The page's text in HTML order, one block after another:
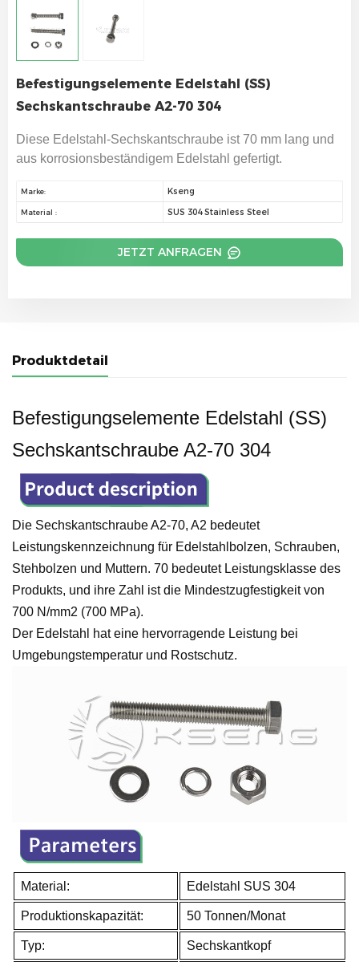
Befestigungselemente Edelstahl (SS)
Sechskantschraube A2-70 304
Diese Edelstahl-Sechskantschraube ist 70 mm lang und
aus korrosionsbeständigem Edelstahl gefertigt.
Marke: Kseng
Material : SUS 304 Stainless Steel
JETZT ANFRAGEN
Produktdetail
Befestigungselemente Edelstahl (SS)
Sechskantschraube A2-70 304
Die Sechskantschraube A2-70, A2 bedeutet
Leistungskennzeichnung für Edelstahlbolzen, Schrauben,
Stehbolzen und Muttern. 70 bedeutet Leistungsklasse des
Produkts, und ihre Zahl ist die Mindestzugfestigkeit von
700 N/mm2 (700 MPa).
Der Edelstahl hat eine hervorragende Leistung bei
Umgebungstemperatur und Rostschutz.
Material: Edelstahl SUS 304
Produktionskapazität: 50 Tonnen/Monat
Typ: Sechskantkopf